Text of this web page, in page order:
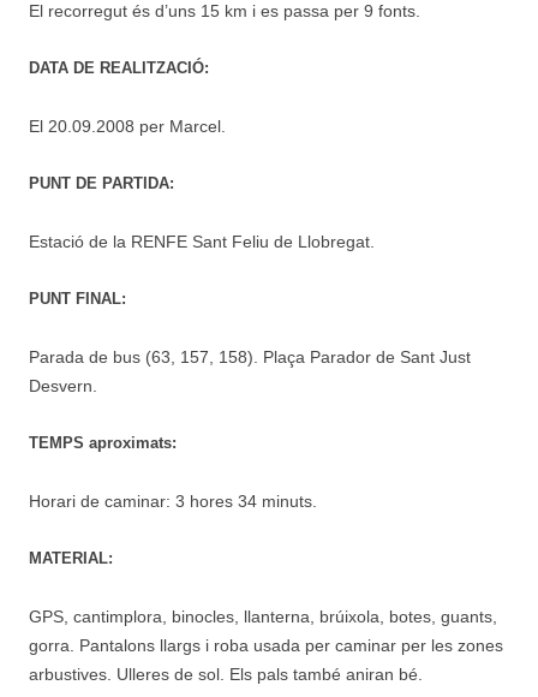
El recorregut és d’uns 15 km i es passa per 9 fonts.
DATA DE REALITZACIÓ:
El 20.09.2008 per Marcel.
PUNT DE PARTIDA:
Estació de la RENFE Sant Feliu de Llobregat.
PUNT FINAL:
Parada de bus (63, 157, 158). Plaça Parador de Sant Just
Desvern.
TEMPS aproximats:
Horari de caminar: 3 hores 34 minuts.
MATERIAL:
GPS, cantimplora, binocles, llanterna, brúixola, botes, guants,
gorra. Pantalons llargs i roba usada per caminar per les zones
arbustives. Ulleres de sol. Els pals també aniran bé.